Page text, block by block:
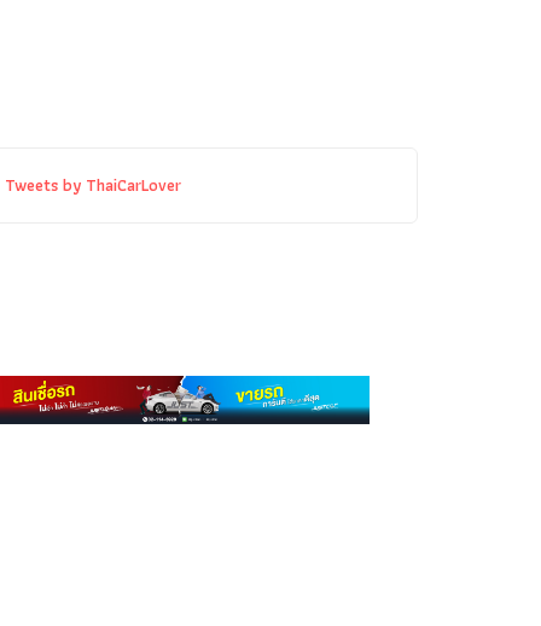
Tweets by ThaiCarLover